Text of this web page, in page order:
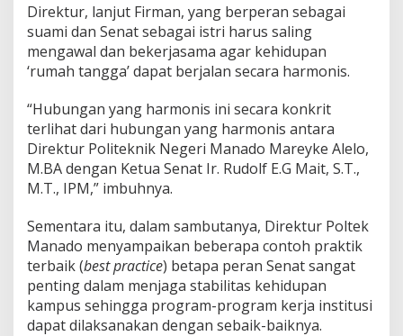
e
n
i
n
g
a
t
Direktur, lanjut Firman, yang berperan sebagai
suami dan Senat sebagai istri harus saling
mengawal dan bekerjasama agar kehidupan
‘rumah tangga’ dapat berjalan secara harmonis.
“Hubungan yang harmonis ini secara konkrit
terlihat dari hubungan yang harmonis antara
Direktur Politeknik Negeri Manado Mareyke Alelo,
M.BA dengan Ketua Senat Ir. Rudolf E.G Mait, S.T.,
M.T., IPM,” imbuhnya.
Sementara itu, dalam sambutanya, Direktur Poltek
Manado menyampaikan beberapa contoh praktik
terbaik (bestpractice) betapa peran Senat sangat
penting dalam menjaga stabilitas kehidupan
kampus sehingga program-program kerja institusi
dapat dilaksanakan dengan sebaik-baiknya.